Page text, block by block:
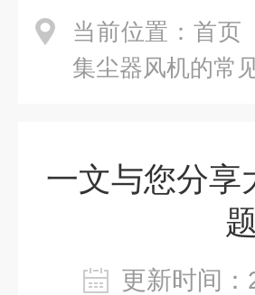
当前位置： 首页
集尘器风机的常
一文与您分享
更新时间